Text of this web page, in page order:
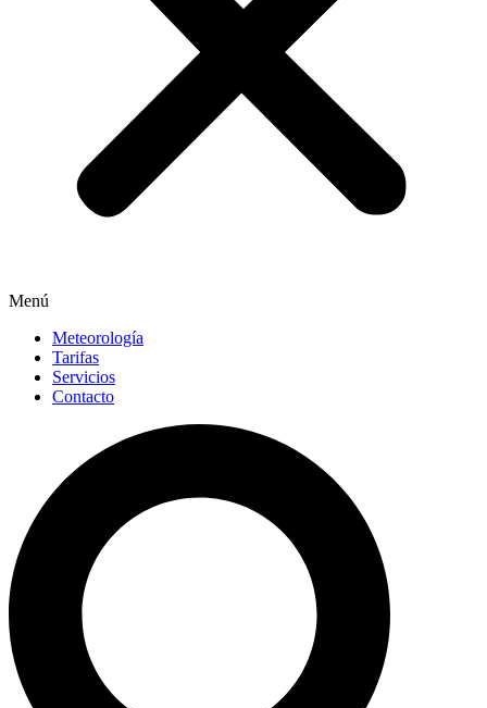
Menú
Meteorología
Tarifas
Servicios
Contacto